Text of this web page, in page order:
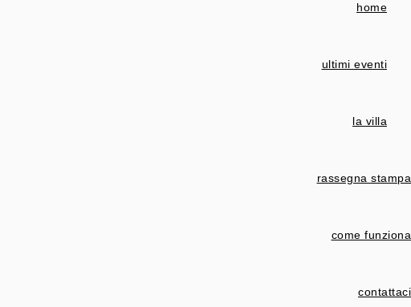
home
ultimi eventi
la villa
rassegna stampa
come funziona
contattaci